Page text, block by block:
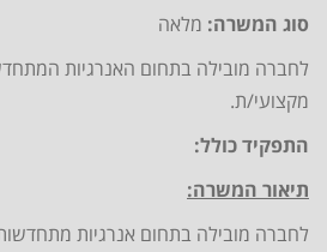
סוג המשרה: מלאה
לחברה מובילה בתחום האנרגיות
מקצועי/ת.
התפקיד כולל:
תיאור המשרה:
לחברה מובילה בתחום אנרגיות